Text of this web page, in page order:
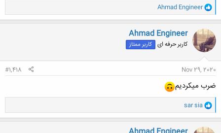
و
ا
ک
ن
ش
ه
ا
Ahmad Engineer
Ahmad Engineer
کاربر حرفه ای کاربر ممتاز
Nov 29, 2020
#1,418
ضرب میکردیم
و
ا
ک
ن
sar sia